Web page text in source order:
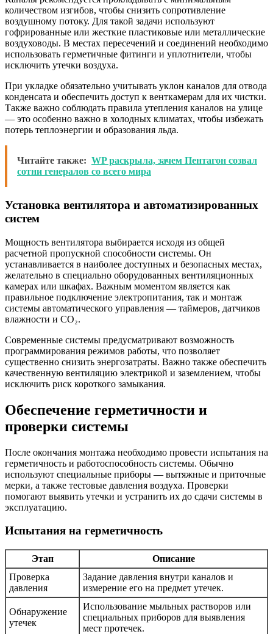
количеством изгибов, чтобы снизить сопротивление
воздушному потоку. Для такой задачи используют
гофрированные или жесткие пластиковые или металлические
воздуховоды. В местах пересечений и соединений необходимо
использовать герметичные фитинги и уплотнители, чтобы
исключить утечки воздуха.
При укладке обязательно учитывать уклон каналов для отвода
конденсата и обеспечить доступ к венткамерам для их чистки.
Также важно соблюдать правила утепления каналов на улице
— это особенно важно в холодных климатах, чтобы избежать
потерь теплоэнергии и образования льда.
Читайте также: WP раскрыла, зачем Пентагон созвал
сотни генералов со всего мира
Установка вентилятора и автоматизированных
систем
Мощность вентилятора выбирается исходя из общей
расчетной пропускной способности системы. Он
устанавливается в наиболее доступных и безопасных местах,
желательно в специально оборудованных вентиляционных
камерах или шкафах. Важным моментом является как
правильное подключение электропитания, так и монтаж
системы автоматического управления — таймеров, датчиков
влажности и CO₂.
Современные системы предусматривают возможность
программирования режимов работы, что позволяет
существенно снизить энергозатраты. Важно также обеспечить
качественную вентиляцию электрикой и заземлением, чтобы
исключить риск короткого замыкания.
Обеспечение герметичности и
проверки системы
После окончания монтажа необходимо провести испытания на
герметичность и работоспособность системы. Обычно
используют специальные приборы — вытяжные и приточные
мерки, а также тестовые давления воздуха. Проверки
помогают выявить утечки и устранить их до сдачи системы в
эксплуатацию.
Испытания на герметичность
Этап
Описание
Проверка
давления
Задание давления внутри каналов и
измерение его на предмет утечек.
Обнаружение
утечек
Использование мыльных растворов или
специальных приборов для выявления
мест протечек.